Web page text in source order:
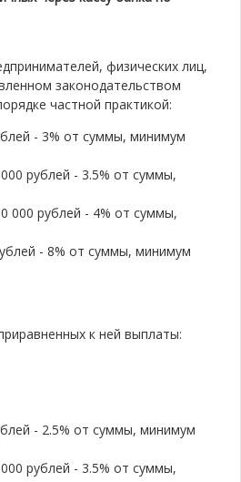
физических лиц,
законодательством
частной практикой:
- 3% от суммы, минимум
рублей - 3.5% от суммы,
000 рублей - 4% от суммы,
- 8% от суммы, минимум
к ней выплаты:
- 2.5% от суммы, минимум
рублей - 3.5% от суммы,